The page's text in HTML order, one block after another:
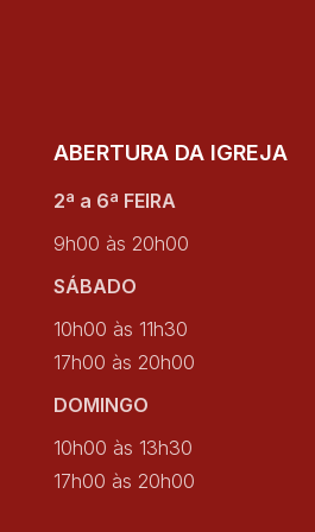
ABERTURA DA IGREJA
2ª a 6ª FEIRA
9h00 às 20h00
SÁBADO
10h00 às 11h30
17h00 às 20h00
DOMINGO
10h00 às 13h30
17h00 às 20h00